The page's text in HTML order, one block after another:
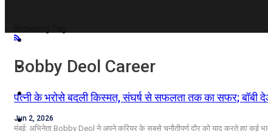
राजनीति
कारोबार
खेल
Bobby Deol Career
पत्नी के भरोसे बदली किस्मत, संघर्ष से सफलता तक का सफर; बॉबी
Jun 2, 2026
मुंबई: अभिनेता Bobby Deol ने अपने करियर के सबसे चुनौतीपूर्ण दौर को याद करते हुए